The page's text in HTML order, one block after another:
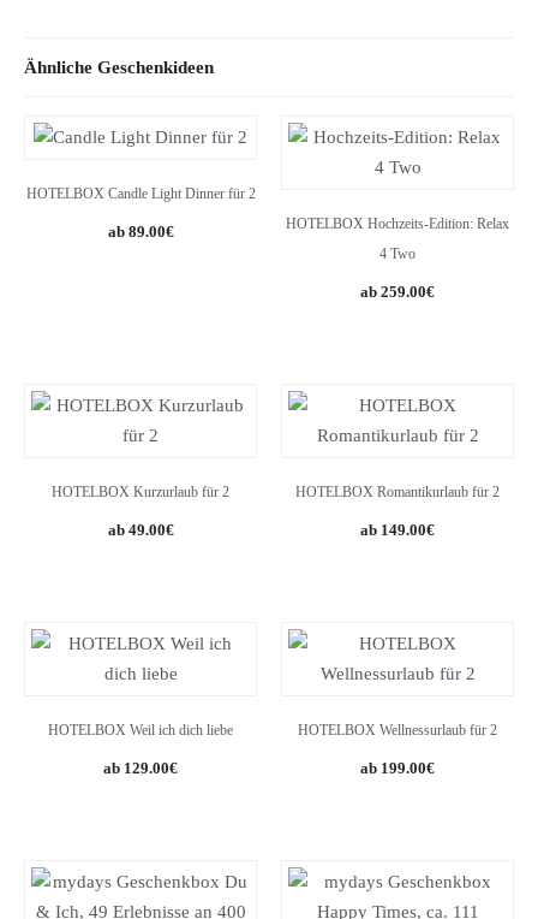
Ähnliche Geschenkideen
HOTELBOX Candle Light Dinner für 2
89.00€
HOTELBOX Hochzeits-Edition: Relax
4 Two
259.00€
HOTELBOX Kurzurlaub für 2
49.00€
HOTELBOX Romantikurlaub für 2
149.00€
HOTELBOX Weil ich dich liebe
129.00€
HOTELBOX Wellnessurlaub für 2
199.00€